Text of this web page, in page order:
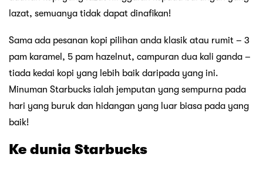
lazat, semuanya tidak dapat dinafikan!
Sama ada pesanan kopi pilihan anda klasik atau rumit – 3
pam karamel, 5 pam hazelnut, campuran dua kali ganda –
tiada kedai kopi yang lebih baik daripada yang ini.
Minuman Starbucks ialah jemputan yang sempurna pada
hari yang buruk dan hidangan yang luar biasa pada yang
baik!
Ke dunia Starbucks